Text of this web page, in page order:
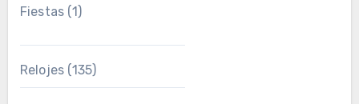
Fiestas (1)
Relojes (135)